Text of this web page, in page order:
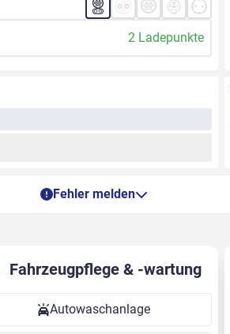
2 Ladepunkte
Fehler melden
Fahrzeugpflege & -wartung
Autowaschanlage